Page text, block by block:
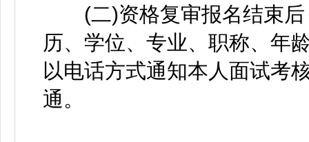
(二)资格复审报名结束后
历、学位、专业、职称、年
以电话方式通知本人面试考
通。